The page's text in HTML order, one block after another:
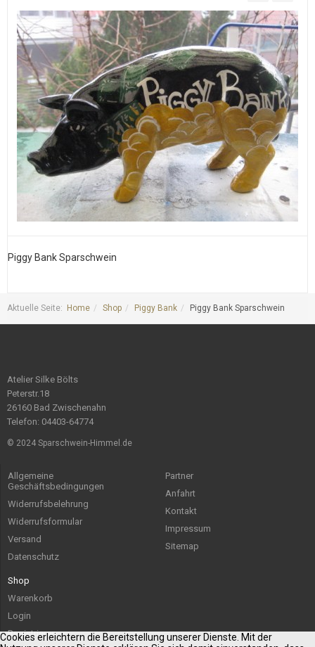
Piggy Bank Sparschwein
Aktuelle Seite: Home Shop Piggy Bank Piggy Bank Sparschwein
Atelier Silke Bölts
Peterstr.18
26160 Bad Zwischenahn
Telefon: 04403-64774
© 2024 Sparschwein-Himmel.de
Allgemeine
Geschäftsbedingungen
Widerrufsbelehrung
Widerrufsformular
Versand
Datenschutz
Partner
Anfahrt
Kontakt
Impressum
Sitemap
Shop
Warenkorb
Login
Registrieren
Cookies erleichtern die Bereitstellung unserer Dienste. Mit der